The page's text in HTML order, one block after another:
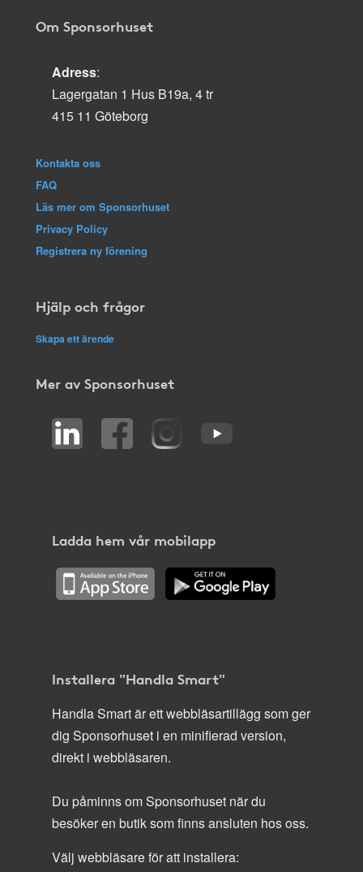
Om Sponsorhuset
Adress:
Lagergatan 1 Hus B19a, 4 tr
415 11 Göteborg
Kontakta oss
FAQ
Läs mer om Sponsorhuset
Privacy Policy
Registrera ny förening
Hjälp och frågor
Skapa ett ärende
Mer av Sponsorhuset
Ladda hem vår mobilapp
Installera "Handla Smart"
Handla Smart är ett webbläsartillägg som ger
dig Sponsorhuset i en minifierad version,
direkt i webbläsaren.
Du påminns om Sponsorhuset när du
besöker en butik som finns ansluten hos oss.
Välj webbläsare för att installera: